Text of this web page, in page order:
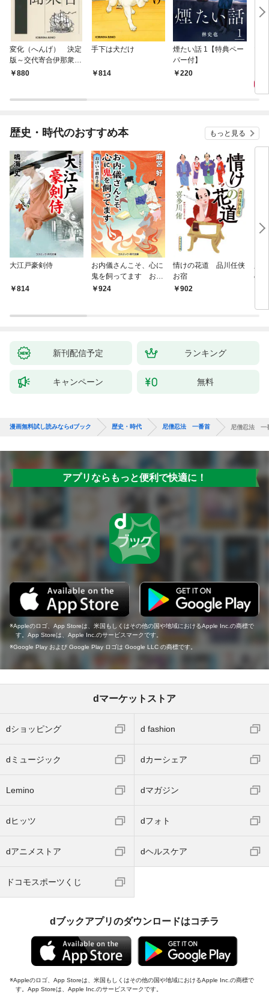
変化（へんげ） 決定
版～交代寄合伊那衆異
聞（1）～
880
手下は犬だけ
814
煙たい話 1【特典ペー
パー付】
220
歴史・時代のおすすめ本 もっと見る
大江戸豪剣侍
814
お内儀さんこそ、心に
鬼を飼ってます おけ
いの戯作手帖
924
情けの花道 品川任侠
お宿
902
の
新刊配信予定 ランキング
キャンペーン 無料
漫画無料試し読みならdブック 歴史・時代 尼僧忍法 一番首 尼僧忍法 一
アプリならもっと便利で快適に！
Appleのロゴ、App Storeは、米国もしくはその他の国や地域におけるApple Inc.の商標で
す。App Storeは、Apple Inc.のサービスマークです。
Google Play および Google Play ロゴは Google LLC の商標です。
dマーケットストア
dショッピング d fashion
dミュージック dカーシェア
Lemino dマガジン
dヒッツ dフォト
dアニメストア dヘルスケア
ドコモスポーツくじ
dブックアプリのダウンロードはコチラ
Appleのロゴ、App Storeは、米国もしくはその他の国や地域におけるApple Inc.の商標で
す。App Storeは、Apple Inc.のサービスマークです。